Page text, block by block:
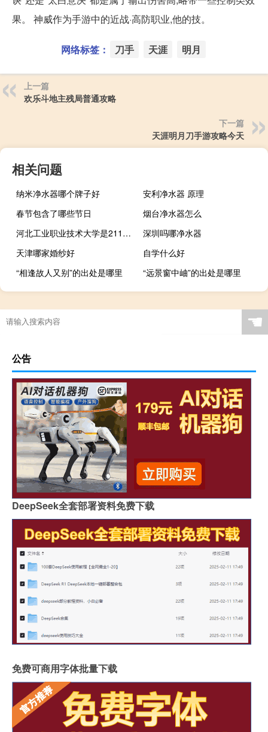
果。 神威作为手游中的近战·高防职业,他的技。
网络标签： 刀手 天涯 明月
上一篇
欢乐斗地主残局普通攻略
下一篇
天涯明月刀手游攻略今天
相关问题
纳米净水器哪个牌子好
安利净水器 原理
春节包含了哪些节日
烟台净水器怎么
河北工业职业技术大学是211大学吗
深圳吗哪净水器
天津哪家婚纱好
自学什么好
“相逢故人又别”的出处是哪里
“远景窗中岫”的出处是哪里
☚
公告
DeepSeek全套部署资料免费下载
免费可商用字体批量下载